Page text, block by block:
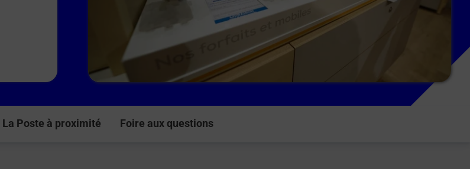
La Poste à proximité Foire aux questions